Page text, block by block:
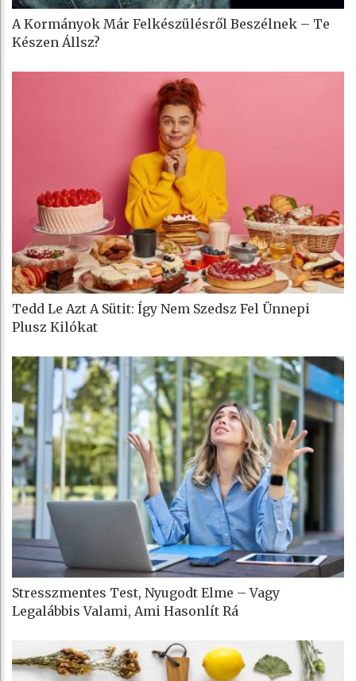
A Kormányok Már Felkészülésről Beszélnek – Te
Készen Állsz?
Tedd Le Azt A Sütit: Így Nem Szedsz Fel Ünnepi
Plusz Kilókat
Stresszmentes Test, Nyugodt Elme – Vagy
Legalábbis Valami, Ami Hasonlít Rá